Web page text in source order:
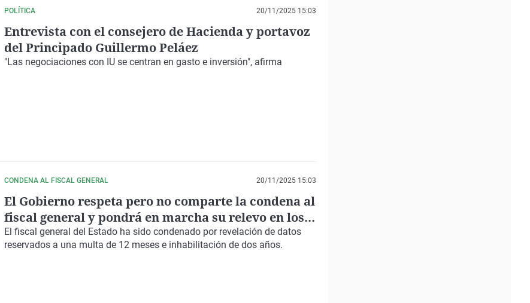
POLÍTICA 20/11/2025 15:03
Entrevista con el consejero de Hacienda y portavoz
del Principado Guillermo Peláez
"Las negociaciones con IU se centran en gasto e inversión", afirma
CONDENA AL FISCAL GENERAL 20/11/2025 15:03
El Gobierno respeta pero no comparte la condena al
fiscal general y pondrá en marcha su relevo en los
próximos días
El fiscal general del Estado ha sido condenado por revelación de datos
reservados a una multa de 12 meses e inhabilitación de dos años.